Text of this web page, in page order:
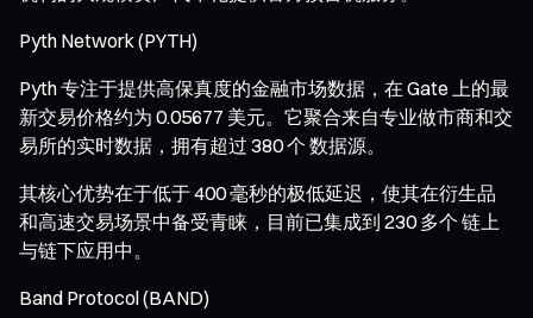
Pyth Network (PYTH)
Pyth 专注于提供高保真度的金融市场数据，在 Gate 上的最
新交易价格约为 0.05677 美元。它聚合来自专业做市商和交
易所的实时数据，拥有超过 380 个 数据源。
其核心优势在于低于 400 毫秒的极低延迟，使其在衍生品
和高速交易场景中备受青睐，目前已集成到 230 多个 链上
与链下应用中。
Band Protocol (BAND)